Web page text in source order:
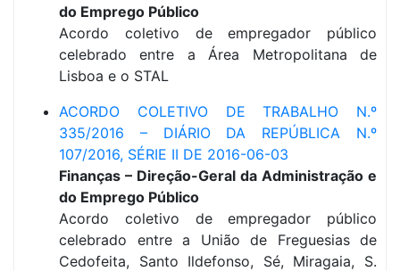
do Emprego Público
Acordo coletivo de empregador público
celebrado entre a Área Metropolitana de
Lisboa e o STAL
ACORDO COLETIVO DE TRABALHO N.º
335/2016 – DIÁRIO DA REPÚBLICA N.º
107/2016, SÉRIE II DE 2016-06-03
Finanças – Direção-Geral da Administração e
do Emprego Público
Acordo coletivo de empregador público
celebrado entre a União de Freguesias de
Cedofeita, Santo Ildefonso, Sé, Miragaia, S.